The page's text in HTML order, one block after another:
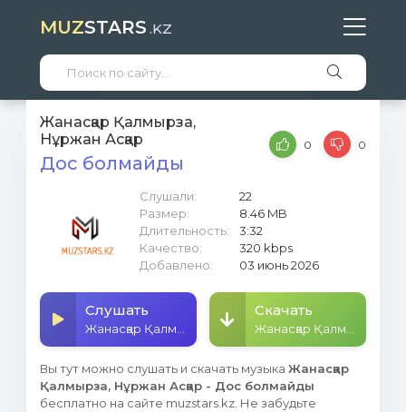
MUZSTARS .KZ
Жанасқар Қалмырза,
Нұржан Асқар
Дос болмайды
0 0
Слушали:
22
Размер:
8.46 MB
Длительность:
3:32
Качество:
320 kbps
Добавлено:
03 июнь 2026
Слушать Скачать
Вы тут можно слушать и скачать музыка Жанасқар
Қалмырза, Нұржан Асқар - Дос болмайды
бесплатно на сайте muzstars.kz. Не забудьте